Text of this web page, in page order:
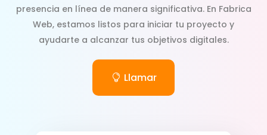
presencia en línea de manera significativa. En Fabrica
Web, estamos listos para iniciar tu proyecto y
ayudarte a alcanzar tus objetivos digitales.
Llamar